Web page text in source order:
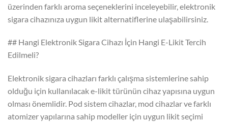
üzerinden farklı aroma seçeneklerini inceleyebilir, elektronik
sigara cihazınıza uygun likit alternatiflerine ulaşabilirsiniz.
## Hangi Elektronik Sigara Cihazı İçin Hangi E-Likit Tercih
Edilmeli?
Elektronik sigara cihazları farklı çalışma sistemlerine sahip
olduğu için kullanılacak e-likit türünün cihaz yapısına uygun
olması önemlidir. Pod sistem cihazlar, mod cihazlar ve farklı
atomizer yapılarına sahip modeller için uygun likit seçimi